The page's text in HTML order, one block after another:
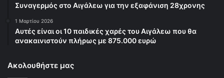
Συναγερμός στο Αιγάλεω για την εξαφάνιση 28χρονης
1 Μαρτίου 2026
Αυτές είναι οι 10 παιδικές χαρές του Αιγάλεω που θα
ανακαινιστούν πλήρως με 875.000 ευρώ
Ακολουθήστε μας